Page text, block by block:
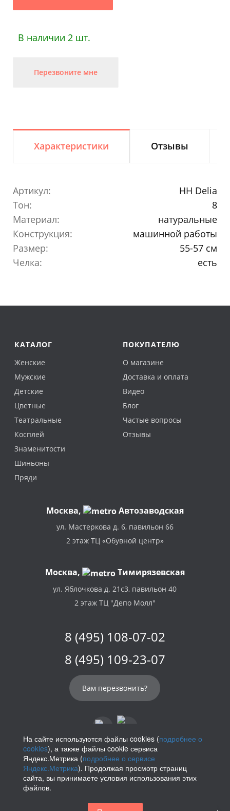
В наличии 2 шт.
Перезвоните мне
Характеристики Отзывы
Артикул:
HH Delia
Тон:
8
Материал:
натуральные
Конструкция:
машинной работы
Размер:
55-57 см
Челка:
есть
КАТАЛОГ
Женские
Мужские
Детские
Цветные
Театральные
Косплей
Знаменитости
Шиньоны
Пряди
ПОКУПАТЕЛЮ
О магазине
Доставка и оплата
Видео
Блог
Частые вопросы
Отзывы
Москва, Автозаводская
ул. Мастеркова д. 6, павильон 66
2 этаж ТЦ «Обувной центр»
Москва, Тимирязевская
ул. Яблочкова д. 21с3, павильон 40
2 этаж ТЦ "Депо Молл"
8 (495) 108-07-02
8 (495) 109-23-07
Вам перезвонить?
info@parikof.ru
Политика конфиденциальности
На сайте используются файлы cookies (подробнее о
cookies), а также файлы cookie сервиса
Яндекс.Метрика (подробнее о сервисе
Яндекс.Метрика). Продолжая просмотр страниц
сайта, вы принимаете условия использования этих
файлов.